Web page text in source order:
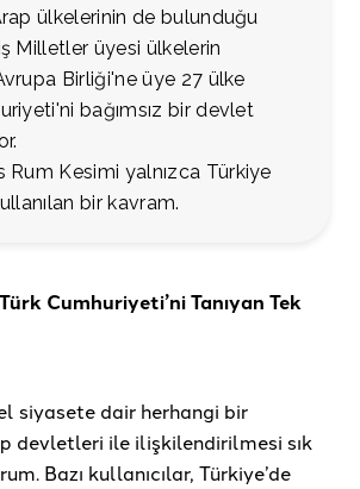
ülkelerinin de bulunduğu
Milletler üyesi ülkelerin
Birliği'ne üye 27 ülke
bağımsız bir devlet
Rum Kesimi yalnızca Türkiye
bir kavram.
Cumhuriyeti’ni Tanıyan Tek
siyasete dair herhangi bir
devletleri ile ilişkilendirilmesi sık
Bazı kullanıcılar, Türkiye’de